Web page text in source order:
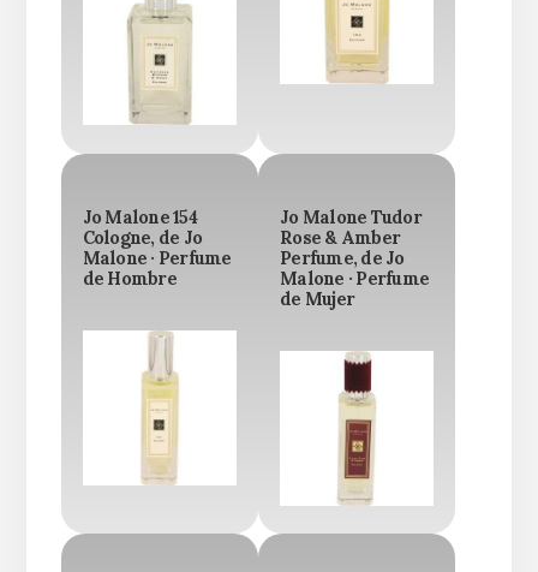
Jo Malone 154
Cologne, de Jo
Malone · Perfume
de Hombre
Jo Malone Tudor
Rose & Amber
Perfume, de Jo
Malone · Perfume
de Mujer